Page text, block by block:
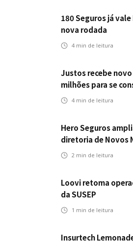
180 Seguros já
nova rodada
4 min de leitura
Justos recebe
milhões para se
primeira seguradora
4 min de leitura
Hero Seguros
diretoria de Novos
Corretores, Bancos
2 min de leitura
Loovi retoma
da SUSEP
1 min de leitura
Insurtech